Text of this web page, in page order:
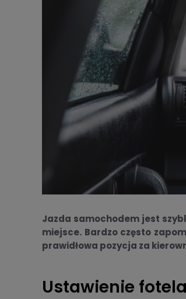
Jazda samochodem jest
miejsce. Bardzo często
prawidłowa pozycja za
Ustawienie fotela